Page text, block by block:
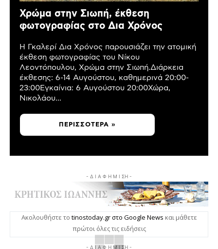
Χρώμα στην Σιωπή, έκθεση
φωτογραφίας στο Δια Χρόνος
Η Γκαλερί Δια Χρόνος παρουσιάζει την ατομική
έκθεση φωτογραφίας του Νίκου
Λεοντόπουλου, Χρώμα στην Σιωπή.Διάρκεια
έκθεσης: 6-14 Αυγούστου, καθημερινά 20:00-
23:00Εγκαίνια: 6 Αυγούστου 20:00Χώρα,
Νικολάου...
ΠΕΡΙΣΣΌΤΕΡΑ »
- Δ Ι Α Φ Η Μ Ι ΣΗ -
Ακολουθήστε το tinostoday.gr στο Google News και μάθετε
πρώτοι όλες τις ειδήσεις
- Δ Ι Α Φ Η Μ Ι ΣΗ -